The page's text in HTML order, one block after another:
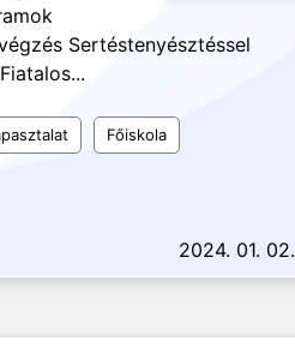
Sertéstenyésztéssel
Főiskola
2024. 01. 02.